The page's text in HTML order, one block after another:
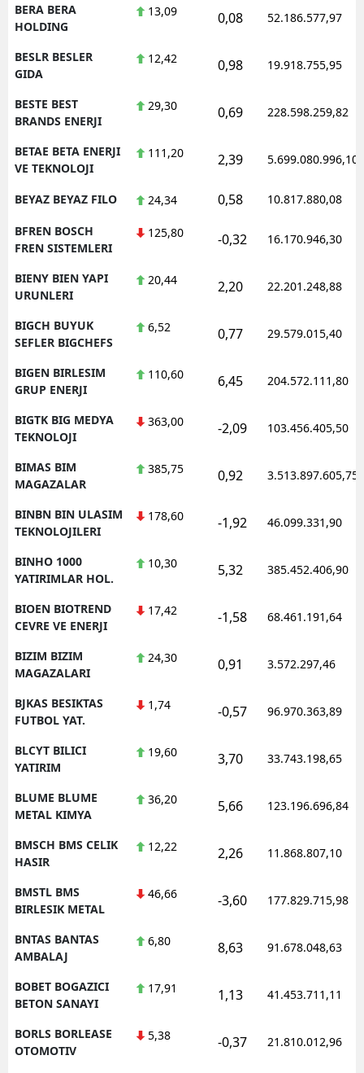
BERA BERA
HOLDING
13,09 0,08 52.186.577,97
BESLR BESLER
GIDA
12,42 0,98 19.918.755,95
BESTE BEST
BRANDS ENERJI
29,30 0,69 228.598.259,82
BETAE BETA ENERJI
VE TEKNOLOJI
111,20 2,39 5.699.080.996,10
BEYAZ BEYAZ FILO 24,34 0,58 10.817.880,08
BFREN BOSCH
FREN SISTEMLERI
125,80 -0,32 16.170.946,30
BIENY BIEN YAPI
URUNLERI
20,44 2,20 22.201.248,88
BIGCH BUYUK
SEFLER BIGCHEFS
6,52 0,77 29.579.015,40
BIGEN BIRLESIM
GRUP ENERJI
110,60 6,45 204.572.111,80
BIGTK BIG MEDYA
TEKNOLOJI
363,00 -2,09 103.456.405,50
BIMAS BIM
MAGAZALAR
385,75 0,92 3.513.897.605,75
BINBN BIN ULASIM
TEKNOLOJILERI
178,60 -1,92 46.099.331,90
BINHO 1000
YATIRIMLAR HOL.
10,30 5,32 385.452.406,90
BIOEN BIOTREND
CEVRE VE ENERJI
17,42 -1,58 68.461.191,64
BIZIM BIZIM
MAGAZALARI
24,30 0,91 3.572.297,46
BJKAS BESIKTAS
FUTBOL YAT.
1,74 -0,57 96.970.363,89
BLCYT BILICI
YATIRIM
19,60 3,70 33.743.198,65
BLUME BLUME
METAL KIMYA
36,20 5,66 123.196.696,84
BMSCH BMS CELIK
HASIR
12,22 2,26 11.868.807,10
BMSTL BMS
BIRLESIK METAL
46,66 -3,60 177.829.715,98
BNTAS BANTAS
AMBALAJ
6,80 8,63 91.678.048,63
BOBET BOGAZICI
BETON SANAYI
17,91 1,13 41.453.711,11
BORLS BORLEASE
OTOMOTIV
5,38 -0,37 21.810.012,96